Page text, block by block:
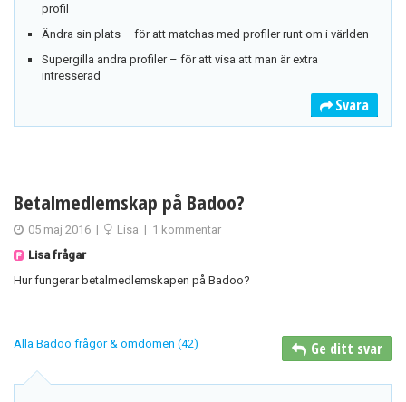
profil
Ändra sin plats – för att matchas med profiler runt om i världen
Supergilla andra profiler – för att visa att man är extra
intresserad
Svara
Betalmedlemskap på Badoo?
05 maj 2016 | Lisa | 1 kommentar
Lisa frågar
Hur fungerar betalmedlemskapen på Badoo?
Alla Badoo frågor & omdömen (42) Ge ditt svar